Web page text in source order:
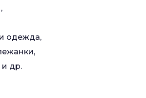
одежда,
и др.